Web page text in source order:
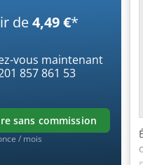
de4,49 €*
vous maintenant
857 861 53
sans commission
/ mois